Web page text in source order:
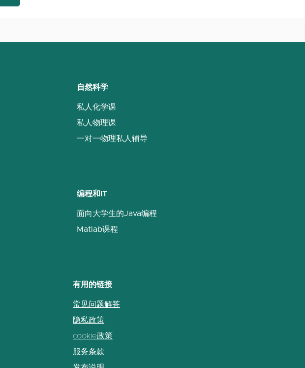
自然科学
私人化学课
私人物理课
一对一物理私人辅导
编程和IT
面向大学生的Java编程
Matlab课程
有用的链接
常见问题解答
隐私政策
cookie政策
服务条款